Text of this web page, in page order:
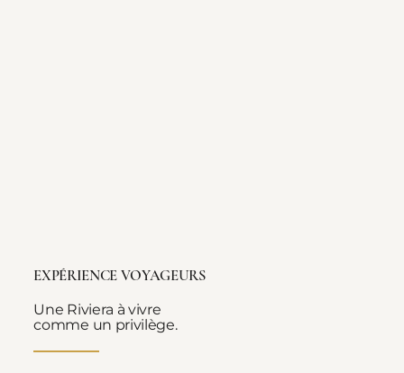
EXPÉRIENCE VOYAGEURS
Une Riviera à vivre
comme un privilège.